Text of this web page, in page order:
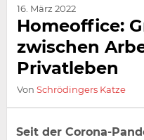
16. März 2022
Homeoffice:
zwischen
Privatleben
Von Schrödingers Katze
Seit der Corona-